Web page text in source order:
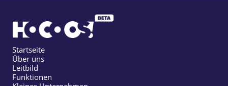
Startseite
Über uns
Leitbild
Funktionen